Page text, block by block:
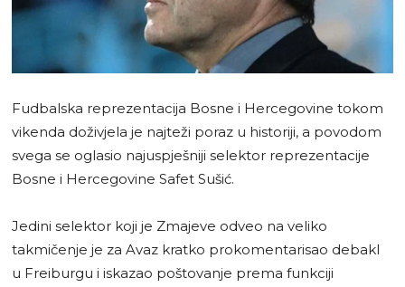
Fudbalska reprezentacija Bosne i Hercegovine tokom
vikenda doživjela je najteži poraz u historiji, a povodom
svega se oglasio najuspješniji selektor reprezentacije
Bosne i Hercegovine Safet Sušić.
Jedini selektor koji je Zmajeve odveo na veliko
takmičenje je za Avaz kratko prokomentarisao debakl
u Freiburgu i iskazao poštovanje prema funkciji